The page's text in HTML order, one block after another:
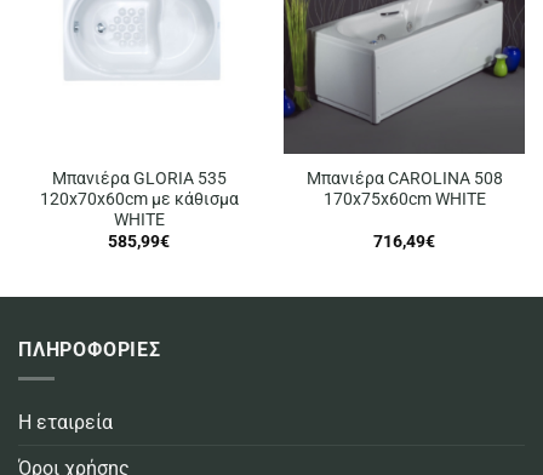
Μπανιέρα GLORIA 535
120x70x60cm με κάθισμα
WHITE
585,99€
Μπανιέρα CAROLINA 508
170x75x60cm WHITE
716,49€
ΠΛΗΡΟΦΟΡΙΕΣ
Η εταιρεία
Όροι χρήσης